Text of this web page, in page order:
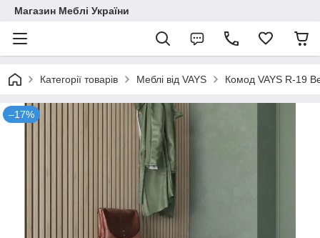
Магазин Меблі України
Категорії товарів Меблі від VAYS Комод VAYS R-19
–17%